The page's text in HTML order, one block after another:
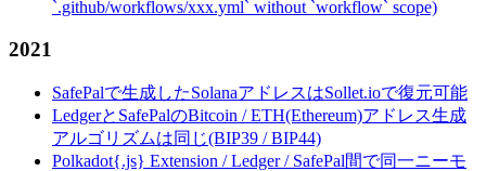
`.github/workflows/xxx.yml` without `workflow` scope)
2021
SafePalで生成したSolanaアドレスはSollet.ioで復元可能
LedgerとSafePalのBitcoin / ETH(Ethereum)アドレス生成
アルゴリズムは同じ(BIP39 / BIP44)
Polkadot{.js} Extension / Ledger / SafePal間で同一ニーモ